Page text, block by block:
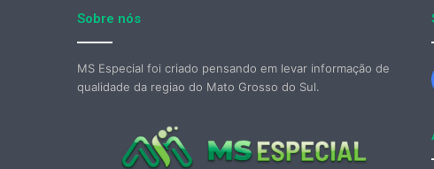
Sobre nós
MS Especial foi criado pensando em levar informação de
qualidade da regiao do Mato Grosso do Sul.